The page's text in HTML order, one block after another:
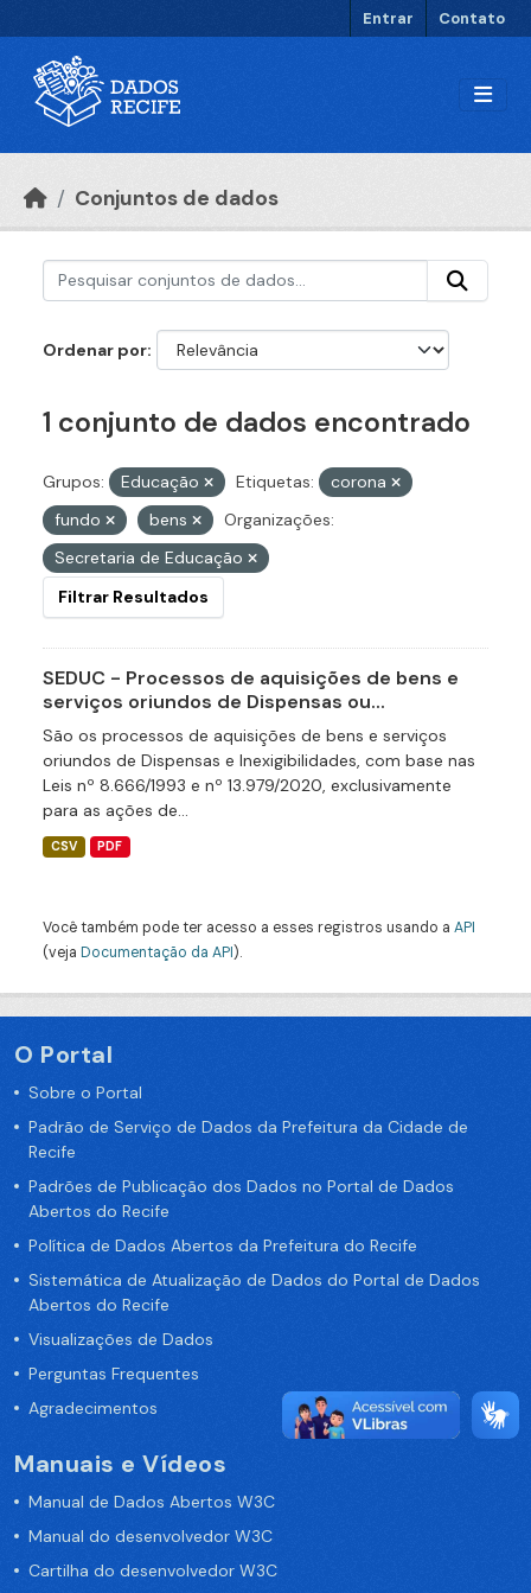
Entrar Contato
Conjuntos de dados
Ordenar por
1 conjunto de dados encontrado
Grupos: Educação Etiquetas:
corona
fundo
bens
Organizações:
Secretaria de Educação
Filtrar Resultados
SEDUC - Processos de aquisições de bens e
serviços oriundos de Dispensas ou...
São os processos de aquisições de bens e serviços
oriundos de Dispensas e Inexigibilidades, com base nas
Leis nº 8.666/1993 e nº 13.979/2020, exclusivamente
para as ações de...
CSV PDF
Você também pode ter acesso a esses registros usando a API
(veja Documentação da API).
O Portal
Sobre o Portal
Padrão de Serviço de Dados da Prefeitura da Cidade de
Recife
Padrões de Publicação dos Dados no Portal de Dados
Abertos do Recife
Política de Dados Abertos da Prefeitura do Recife
Sistemática de Atualização de Dados do Portal de Dados
Abertos do Recife
Visualizações de Dados
Perguntas Frequentes
Agradecimentos
Manuais e Vídeos
Manual de Dados Abertos W3C
Manual do desenvolvedor W3C
Cartilha do desenvolvedor W3C